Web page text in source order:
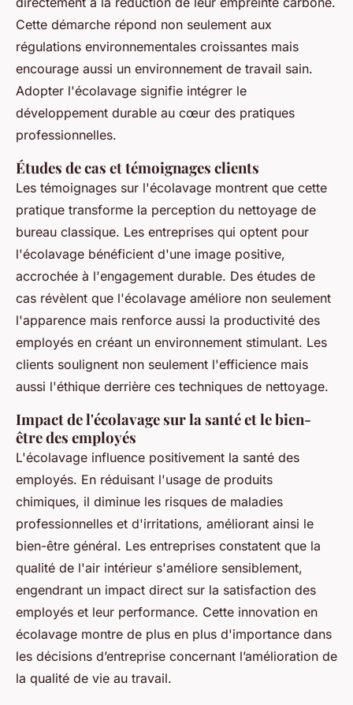
Cette démarche répond non seulement aux
régulations environnementales croissantes mais
encourage aussi un environnement de travail sain.
Adopter l'écolavage signifie intégrer le
développement durable au cœur des pratiques
professionnelles.
Études de cas et témoignages clients
Les témoignages sur l'écolavage montrent que cette
pratique transforme la perception du nettoyage de
bureau classique. Les entreprises qui optent pour
l'écolavage bénéficient d'une image positive,
accrochée à l'engagement durable. Des études de
cas révèlent que l'écolavage améliore non seulement
l'apparence mais renforce aussi la productivité des
employés en créant un environnement stimulant. Les
clients soulignent non seulement l'efficience mais
aussi l'éthique derrière ces techniques de nettoyage.
Impact de l'écolavage sur la santé et le bien-
être des employés
L'écolavage influence positivement la santé des
employés. En réduisant l'usage de produits
chimiques, il diminue les risques de maladies
professionnelles et d'irritations, améliorant ainsi le
bien-être général. Les entreprises constatent que la
qualité de l'air intérieur s'améliore sensiblement,
engendrant un impact direct sur la satisfaction des
employés et leur performance. Cette innovation en
écolavage montre de plus en plus d'importance dans
les décisions d’entreprise concernant l’amélioration de
la qualité de vie au travail.